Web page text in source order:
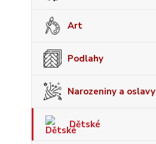
Art
Podlahy
Narozeniny a oslavy
Dětské